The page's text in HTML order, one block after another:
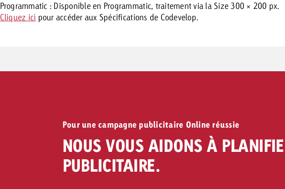
Programmatic : Disponible en Programmatic, traitement via la Size 300 × 200 px.
Cliquez ici pour accéder aux Spécifications de Codevelop.
Pour une campagne publicitaire Online réussie
NOUS VOUS AIDONS À
PUBLICITAIRE.